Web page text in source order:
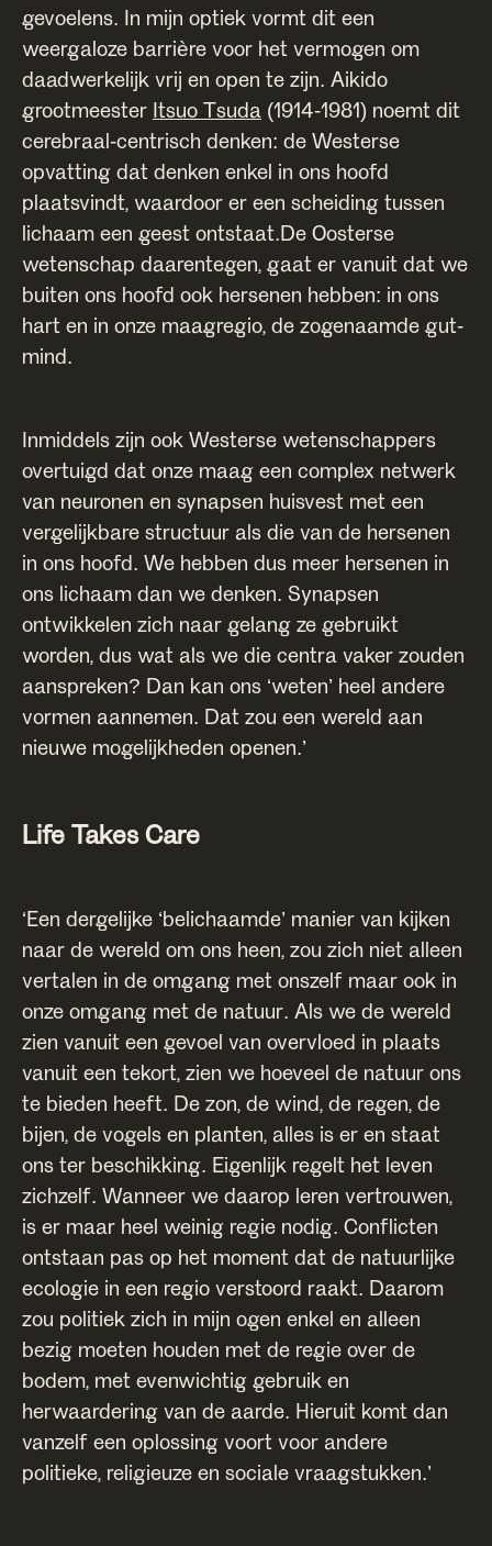
gevoelens. In mijn optiek vormt dit een
weergaloze barrière voor het vermogen om
daadwerkelijk vrij en open te zijn. Aikido
grootmeester Itsuo Tsuda (1914-1981) noemt dit
cerebraal-centrisch denken: de Westerse
opvatting dat denken enkel in ons hoofd
plaatsvindt, waardoor er een scheiding tussen
lichaam een geest ontstaat.De Oosterse
wetenschap daarentegen, gaat er vanuit dat we
buiten ons hoofd ook hersenen hebben: in ons
hart en in onze maagregio, de zogenaamde gut-
mind.
Inmiddels zijn ook Westerse wetenschappers
overtuigd dat onze maag een complex netwerk
van neuronen en synapsen huisvest met een
vergelijkbare structuur als die van de hersenen
in ons hoofd. We hebben dus meer hersenen in
ons lichaam dan we denken. Synapsen
ontwikkelen zich naar gelang ze gebruikt
worden, dus wat als we die centra vaker zouden
aanspreken? Dan kan ons ‘weten’ heel andere
vormen aannemen. Dat zou een wereld aan
nieuwe mogelijkheden openen.’
Life Takes Care
‘Een dergelijke ‘belichaamde’ manier van kijken
naar de wereld om ons heen, zou zich niet alleen
vertalen in de omgang met onszelf maar ook in
onze omgang met de natuur. Als we de wereld
zien vanuit een gevoel van overvloed in plaats
vanuit een tekort, zien we hoeveel de natuur ons
te bieden heeft. De zon, de wind, de regen, de
bijen, de vogels en planten, alles is er en staat
ons ter beschikking. Eigenlijk regelt het leven
zichzelf. Wanneer we daarop leren vertrouwen,
is er maar heel weinig regie nodig. Conflicten
ontstaan pas op het moment dat de natuurlijke
ecologie in een regio verstoord raakt. Daarom
zou politiek zich in mijn ogen enkel en alleen
bezig moeten houden met de regie over de
bodem, met evenwichtig gebruik en
herwaardering van de aarde. Hieruit komt dan
vanzelf een oplossing voort voor andere
politieke, religieuze en sociale vraagstukken.’